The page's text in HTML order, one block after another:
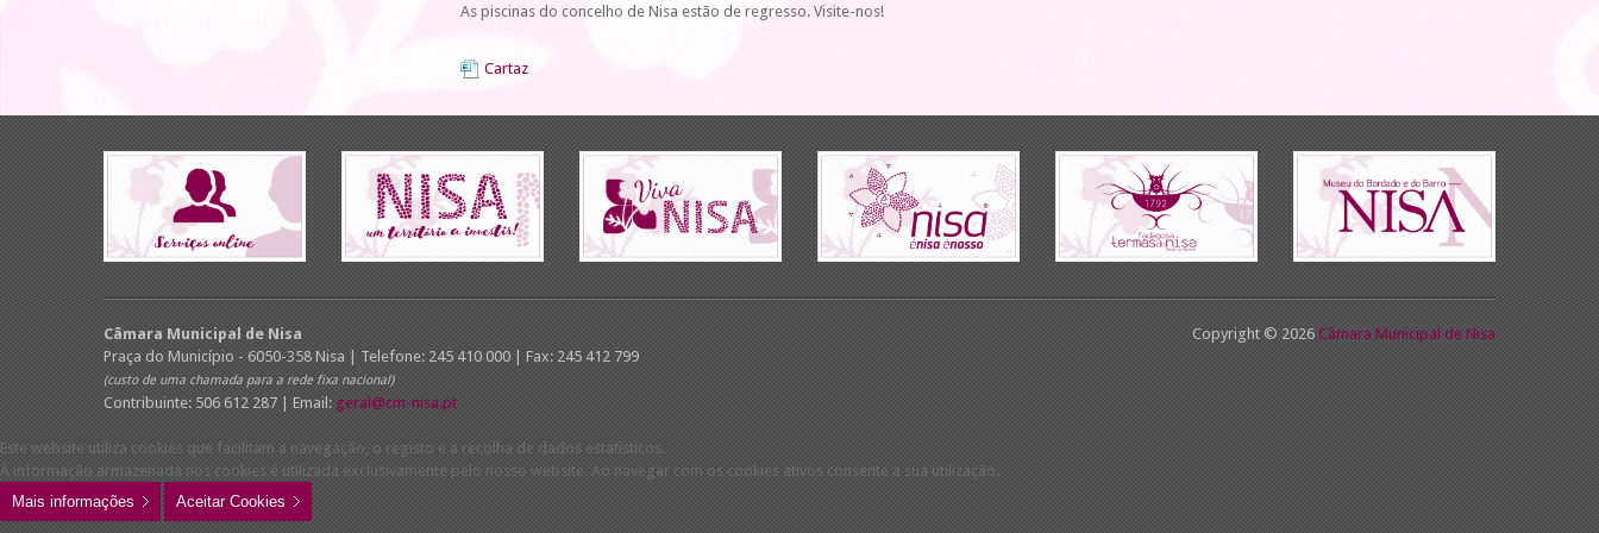
As piscinas do concelho de Nisa estão de regresso. Visite-nos!
Cartaz
Câmara Municipal de Nisa
Praça do Município - 6050-358 Nisa | Telefone: 245 410 000 | Fax: 245 412 799
(custo de uma chamada para a rede fixa nacional)
Contribuinte: 506 612 287 | Email: geral@cm-nisa.pt
Copyright © 2026 Câmara Municipal de Nisa
Este website utiliza cookies que facilitam a navegação, o registo e a recolha de dados estatísticos.
A informação armazenada nos cookies é utilizada exclusivamente pelo nosso website. Ao navegar com os cookies ativos consente a sua utilização.
Mais informações
Aceitar Cookies